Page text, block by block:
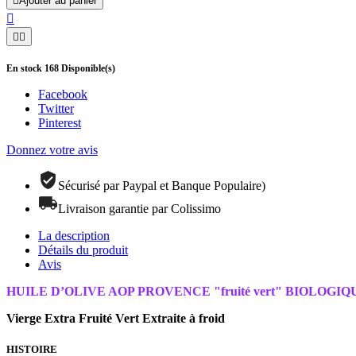


En stock 168 Disponible(s)
Facebook
Twitter
Pinterest
Donnez votre avis
Sécurisé par Paypal et Banque Populaire)
Livraison garantie par Colissimo
La description
Détails du produit
Avis
HUILE D’OLIVE AOP PROVENCE "fruité vert"
Vierge Extra Fruité Vert Extraite à froid
HISTOIRE